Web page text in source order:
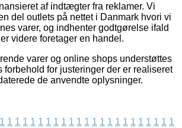
af indtægter fra reklamer. Vi
del outlets på nettet i Danmark hvori vi
varer, og indhenter godtgørelse ifald
videre foretager en handel.
varer og online shops understøttes
forbehold for justeringer der er realiseret
de anvendte oplysninger.
1 1 1 1 1 1 1 1 1 1 1 1 1 1 1 1 1 1 1 1 1 1 1